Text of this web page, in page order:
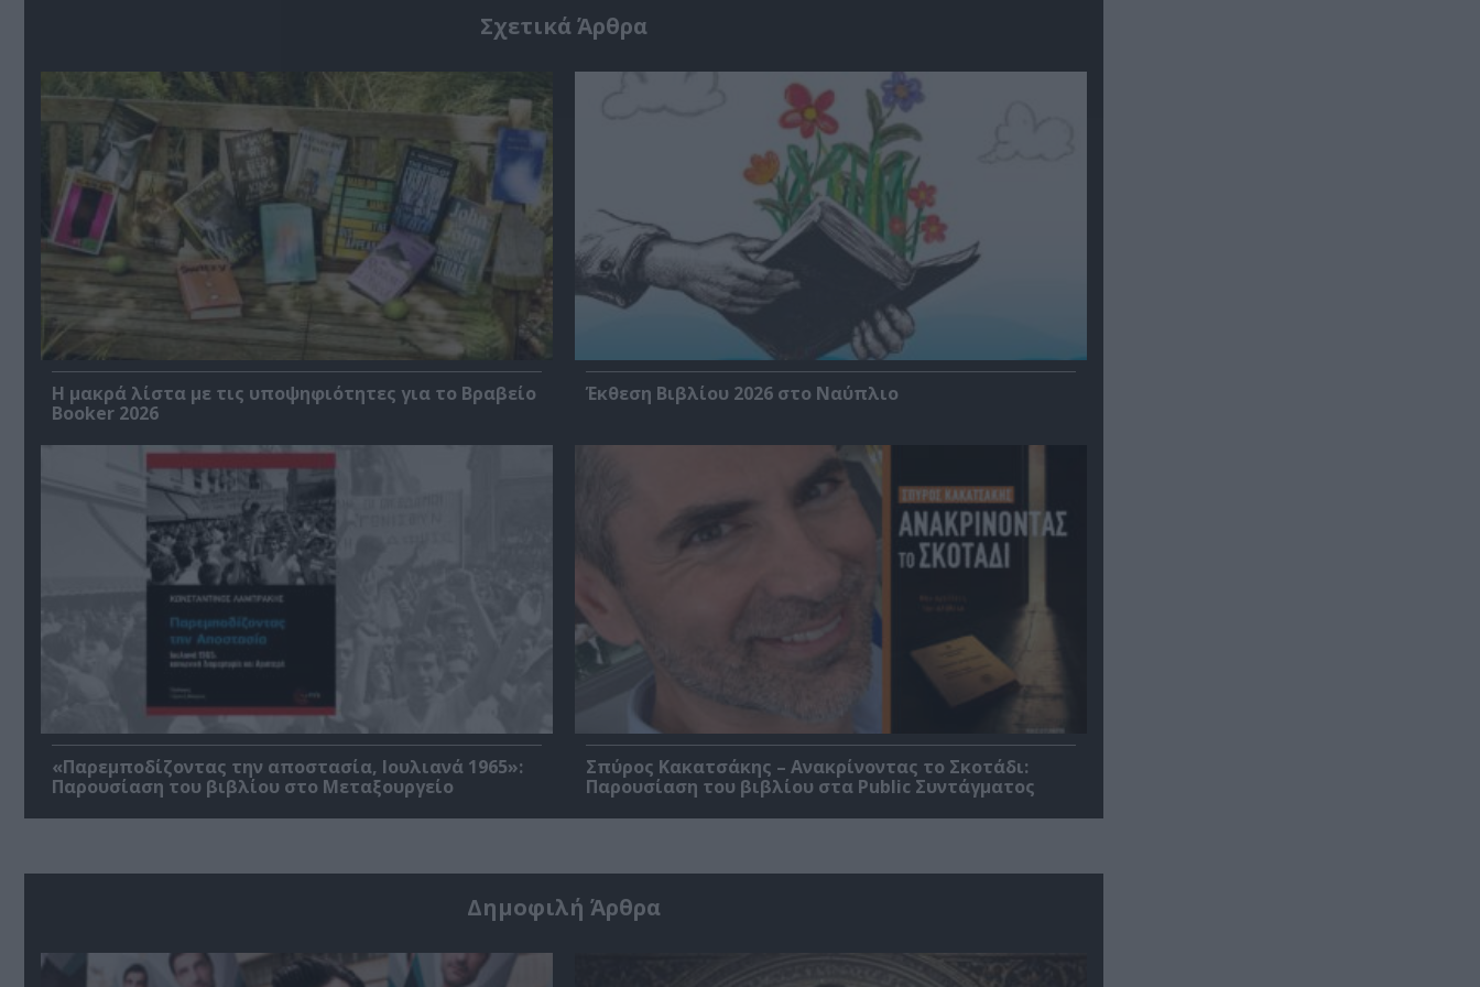
Σχετικά Άρθρα
Η μακρά λίστα με τις υποψηφιότητες για το Βραβείο
Booker 2026
Έκθεση Βιβλίου 2026 στο Ναύπλιο
«Παρεμποδίζοντας την αποστασία, Ιουλιανά 1965»:
Παρουσίαση του βιβλίου στο Μεταξουργείο
Σπύρος Κακατσάκης – Ανακρίνοντας το Σκοτάδι:
Παρουσίαση του βιβλίου στα Public Συντάγματος
Δημοφιλή Άρθρα